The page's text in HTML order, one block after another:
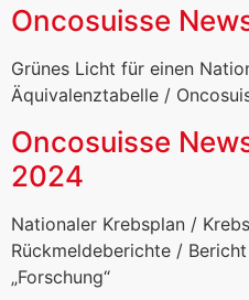
Oncosuisse
Grünes Licht für einen
Äquivalenztabelle /
Oncosuisse
2024
Nationaler Krebsplan /
Rückmeldeberichte /
„Forschung“